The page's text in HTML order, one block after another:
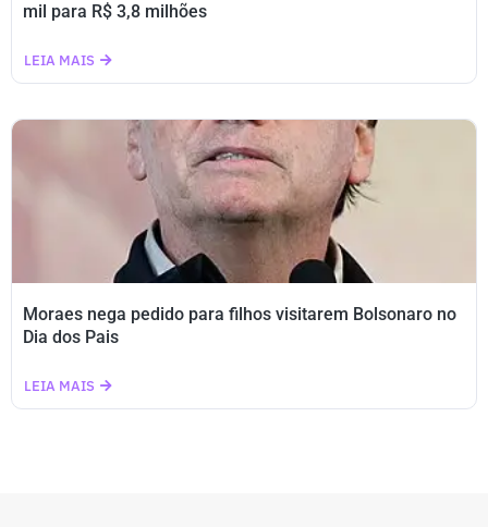
mil para R$ 3,8 milhões
LEIA MAIS
Moraes nega pedido para filhos visitarem Bolsonaro no
Dia dos Pais
LEIA MAIS